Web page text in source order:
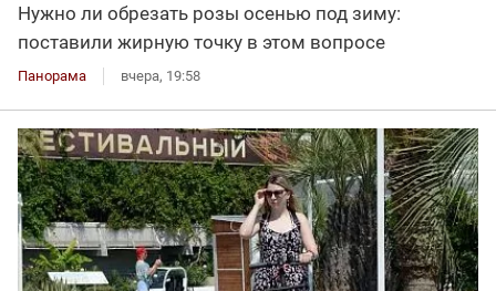
Нужно ли обрезать розы осенью под зиму:
поставили жирную точку в этом вопросе
Панорама вчера, 19:58